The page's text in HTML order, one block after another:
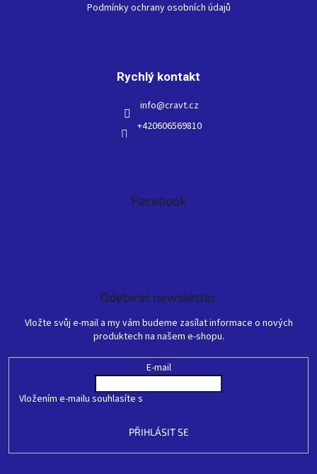
Podmínky ochrany osobních údajů
Rychlý kontakt
info@cravt.cz
+420606569810
Facebook
Odebírat newsletter
Vložte svůj e-mail a my vám budeme zasílat informace o nových
produktech na našem e-shopu.
E-mail
Vložením e-mailu souhlasíte s
PŘIHLÁSIT SE